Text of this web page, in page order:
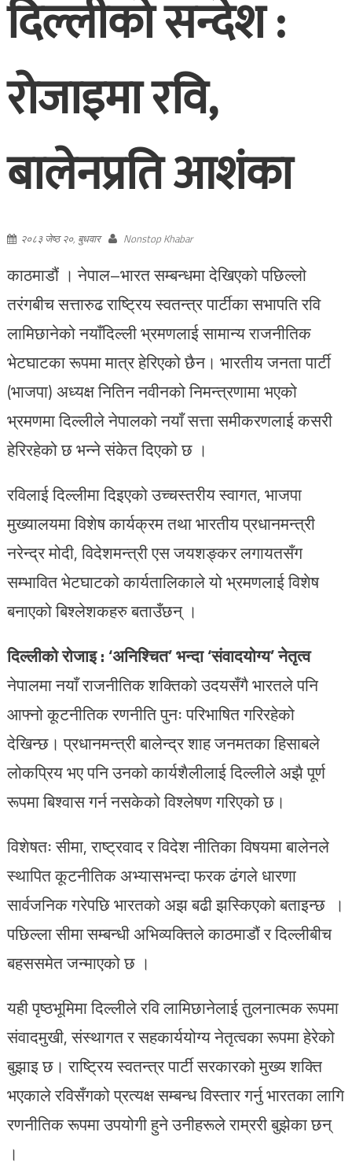
दिल्लीको सन्देश :
रोजाइमा रवि,
बालेनप्रति आशंका
२०८३ जेष्ठ २०, बुधवार Nonstop Khabar
काठमाडौं । नेपाल–भारत सम्बन्धमा देखिएको पछिल्लो
तरंगबीच सत्तारुढ राष्ट्रिय स्वतन्त्र पार्टीका सभापति रवि
लामिछानेको नयाँदिल्ली भ्रमणलाई सामान्य राजनीतिक
भेटघाटका रूपमा मात्र हेरिएको छैन। भारतीय जनता पार्टी
(भाजपा) अध्यक्ष नितिन नवीनको निमन्त्रणामा भएको
भ्रमणमा दिल्लीले नेपालको नयाँ सत्ता समीकरणलाई कसरी
हेरिरहेको छ भन्ने संकेत दिएको छ ।
रविलाई दिल्लीमा दिइएको उच्चस्तरीय स्वागत, भाजपा
मुख्यालयमा विशेष कार्यक्रम तथा भारतीय प्रधानमन्त्री
नरेन्द्र मोदी, विदेशमन्त्री एस जयशङ्कर लगायतसँग
सम्भावित भेटघाटको कार्यतालिकाले यो भ्रमणलाई विशेष
बनाएको बिश्लेशकहरु बताउँछन् ।
दिल्लीको रोजाइ : ‘अनिश्चित’ भन्दा ‘संवादयोग्य’ नेतृत्व
नेपालमा नयाँ राजनीतिक शक्तिको उदयसँगै भारतले पनि
आफ्नो कूटनीतिक रणनीति पुनः परिभाषित गरिरहेको
देखिन्छ। प्रधानमन्त्री बालेन्द्र शाह जनमतका हिसाबले
लोकप्रिय भए पनि उनको कार्यशैलीलाई दिल्लीले अझै पूर्ण
रूपमा बिश्वास गर्न नसकेको विश्लेषण गरिएको छ।
विशेषतः सीमा, राष्ट्रवाद र विदेश नीतिका विषयमा बालेनले
स्थापित कूटनीतिक अभ्यासभन्दा फरक ढंगले धारणा
सार्वजनिक गरेपछि भारतको अझ बढी झस्किएको बताइन्छ ।
पछिल्ला सीमा सम्बन्धी अभिव्यक्तिले काठमाडौं र दिल्लीबीच
बहससमेत जन्माएको छ ।
यही पृष्ठभूमिमा दिल्लीले रवि लामिछानेलाई तुलनात्मक रूपमा
संवादमुखी, संस्थागत र सहकार्ययोग्य नेतृत्वका रूपमा हेरेको
बुझाइ छ। राष्ट्रिय स्वतन्त्र पार्टी सरकारको मुख्य शक्ति
भएकाले रविसँगको प्रत्यक्ष सम्बन्ध विस्तार गर्नु भारतका लागि
रणनीतिक रूपमा उपयोगी हुने उनीहरूले राम्ररी बुझेका छन्
।